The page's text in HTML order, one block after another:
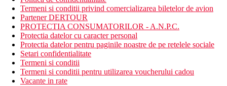
Termeni si conditii privind comercializarea biletelor de avion
Partener DERTOUR
PROTECTIA CONSUMATORILOR - A.N.P.C.
Protectia datelor cu caracter personal
Protectia datelor pentru paginile noastre de pe retelele sociale
Setari confidentialitate
Termeni si conditii
Termeni si conditii pentru utilizarea voucherului cadou
Vacante in rate